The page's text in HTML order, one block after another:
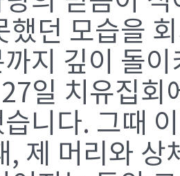
했던 모습을
지 깊이 돌
일 치유집회
니다. 그때
, 제 머리와 상